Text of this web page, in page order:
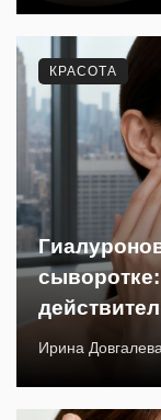
сыворотке:
Ирина Довгалева
КРАСОТА